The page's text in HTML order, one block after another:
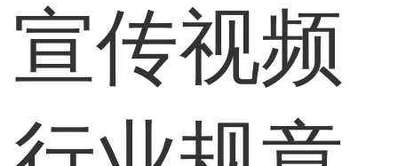
宣传视频